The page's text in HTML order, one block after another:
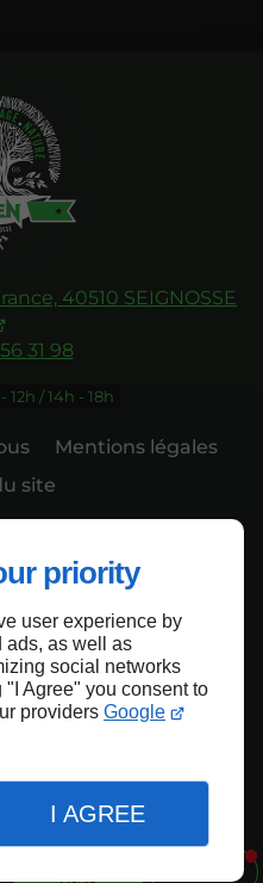
priority
user experience by
ads, as well as
social networks
Agree" you consent to
providers Google
I AGREE
40510 SEIGNOSSE
31 98
12h / 14h - 18h
Mentions légales
site
page